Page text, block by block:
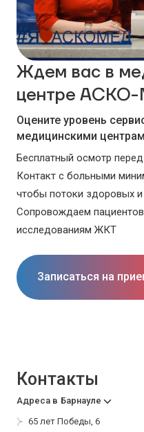
Ждем вас в
центре
Оцените уровень
медицинскими
Бесплатный осмотр
Контакт с больными
чтобы потоки здоровых
Сопровождаем пациентов
исследованиям ЖКТ
Записаться на
Контакты
Адреса в Барнауле
65 лет Победы, 6